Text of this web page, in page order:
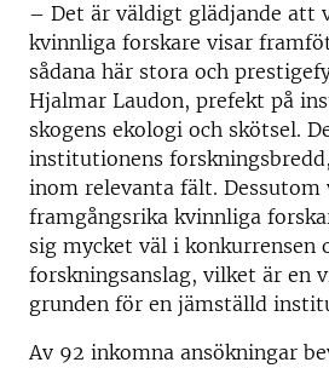
– Det är väldigt glädjande att
kvinnliga forskare visar
sådana här stora och
Hjalmar Laudon, prefekt på
skogens ekologi och skötsel.
institutionens
inom relevanta fält. Dessutom
framgångsrika kvinnliga
sig mycket väl i konkurrensen
forskningsanslag, vilket är en
grunden för en jämställd
Av 92 inkomna ansökningar